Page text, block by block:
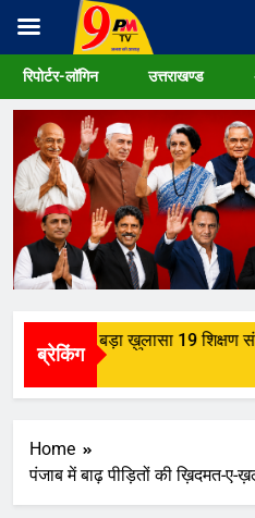
Skip
content
रिपोर्टर-लॉगिन उत्तराखण्ड
ब्रेकिंग
घोटाले का बड़ा ख़ुलासा 19 शिक्षण
Home
पंजाब में बाढ़ पीड़ितों की ख़िदमत-ए-